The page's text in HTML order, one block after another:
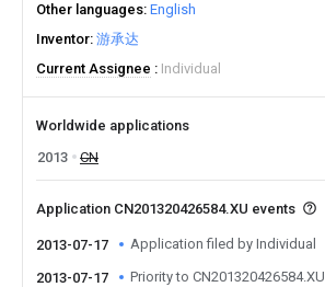
Other languages English
Inventor 游承达
Current Assignee
Individual
Worldwide applications
2013
CN
Application CN201320426584.XU events
2013-07-17 Application filed by Individual
2013-07-17 Priority to CN201320426584.XU